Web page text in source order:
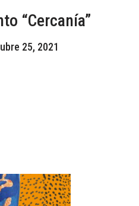
“Cercanía”
25, 2021